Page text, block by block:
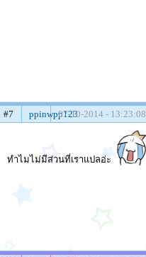
#7 ppinwpp12307-10-2014 - 13:23:08
ทำไมไม่มีส่วนที่เราแปลอ่ะ